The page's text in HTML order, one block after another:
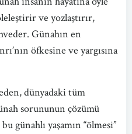
ve yozlaştırır,
Günahın en
öfkesine ve yargısına
dünyadaki tüm
sorununun çözümü
günahlı yaşamın “ölmesi”